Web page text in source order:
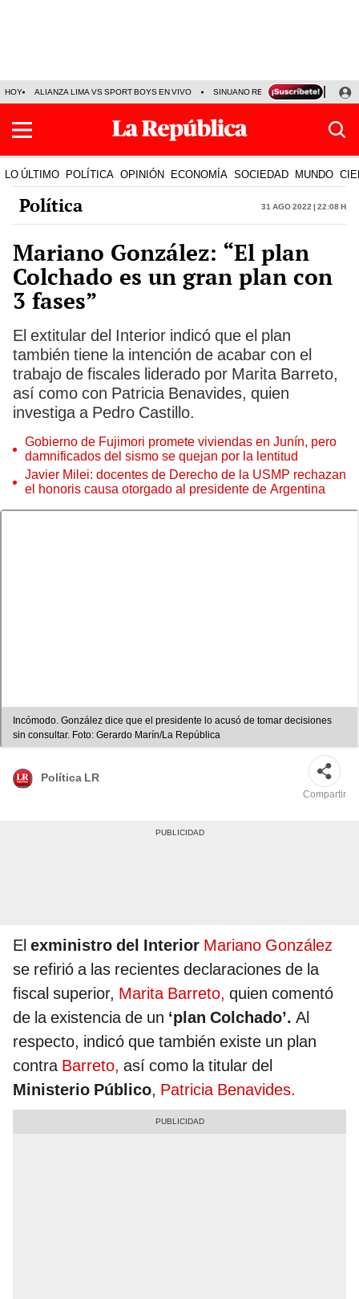
HOY ALIANZA LIMA VS SPORT BOYS EN VIVO SINUANO RESULTADOS HOY
LO ÚLTIMO POLÍTICA OPINIÓN ECONOMÍA SOCIEDAD MUNDO
Política 31 Ago 2022 | 22:08 h
Mariano González: “El plan
Colchado es un gran plan con
3 fases”
El extitular del Interior indicó que el plan
también tiene la intención de acabar con el
trabajo de fiscales liderado por Marita Barreto,
así como con Patricia Benavides, quien
investiga a Pedro Castillo.
Gobierno de Fujimori promete viviendas en Junín, pero
damnificados del sismo se quejan por la lentitud
Javier Milei: docentes de Derecho de la USMP rechazan
el honoris causa otorgado al presidente de Argentina
Incómodo. González dice que el presidente lo acusó de tomar decisiones
sin consultar. Foto: Gerardo Marín/La República
Política LR
Compartir
El exministro del Interior Mariano González
se refirió a las recientes declaraciones de la
fiscal superior, Marita Barreto, quien comentó
de la existencia de un ‘plan Colchado’. Al
respecto, indicó que también existe un plan
contra Barreto, así como la titular del
Ministerio Público, Patricia Benavides.